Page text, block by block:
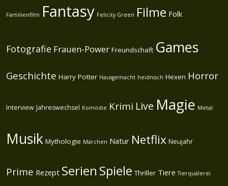
Familienfilm Fantasy Felicity Green Filme Folk
Fotografie Frauen-Power Freundschaft Games
Geschichte Harry Potter Hausgemacht heidnisch Hexen Horror
Interview Jahreswechsel Komödie Krimi Live Magie Metal
Musik Mythologie Märchen Natur Netflix Neujahr
Prime Rezept Serien Spiele Thriller Tiere Tierquälerei